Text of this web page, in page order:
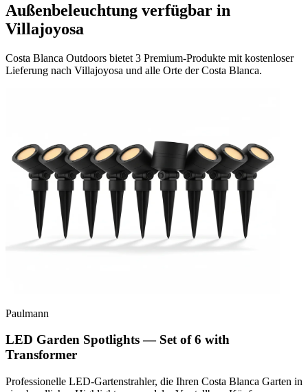
Außenbeleuchtung verfügbar in
Villajoyosa
Costa Blanca Outdoors bietet 3 Premium-Produkte mit kostenloser
Lieferung nach Villajoyosa und alle Orte der Costa Blanca.
Paulmann
LED Garden Spotlights — Set of 6 with
Transformer
Professionelle LED-Gartenstrahler, die Ihren Costa Blanca Garten in